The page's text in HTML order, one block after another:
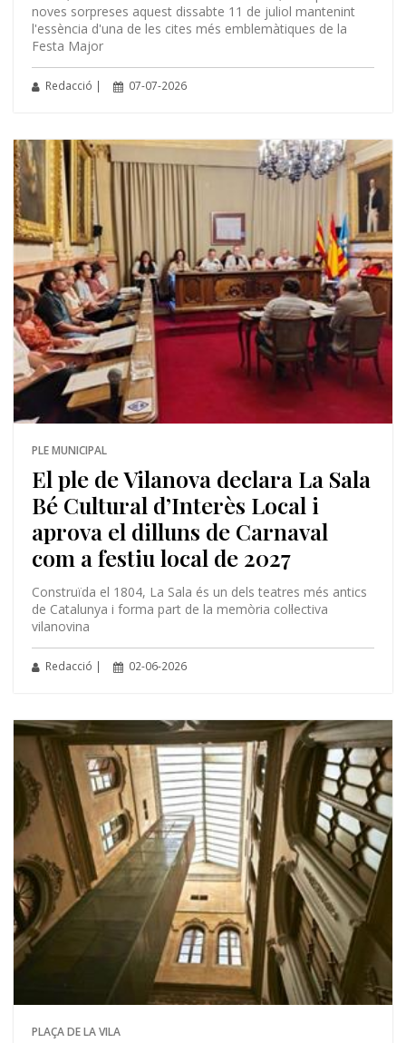
noves sorpreses aquest dissabte 11 de juliol mantenint
l'essència d'una de les cites més emblemàtiques de la
Festa Major
Redacció | 07-07-2026
PLE MUNICIPAL
El ple de Vilanova declara La Sala
Bé Cultural d’Interès Local i
aprova el dilluns de Carnaval
com a festiu local de 2027
Construïda el 1804, La Sala és un dels teatres més antics
de Catalunya i forma part de la memòria col·lectiva
vilanovina
Redacció | 02-06-2026
PLAÇA DE LA VILA